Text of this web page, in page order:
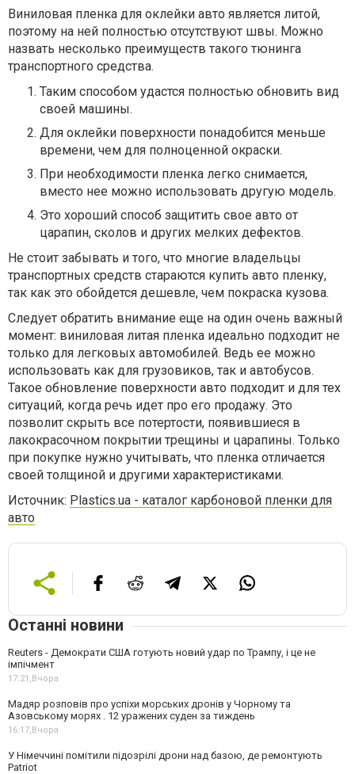
Виниловая пленка для оклейки авто является литой,
поэтому на ней полностью отсутствуют швы. Можно
назвать несколько преимуществ такого тюнинга
транспортного средства.
Таким способом удастся полностью обновить вид
своей машины.
Для оклейки поверхности понадобится меньше
времени, чем для полноценной окраски.
При необходимости пленка легко снимается,
вместо нее можно использовать другую модель.
Это хороший способ защитить свое авто от
царапин, сколов и других мелких дефектов.
Не стоит забывать и того, что многие владельцы
транспортных средств стараются купить авто пленку,
так как это обойдется дешевле, чем покраска кузова.
Следует обратить внимание еще на один очень важный
момент: виниловая литая пленка идеально подходит не
только для легковых автомобилей. Ведь ее можно
использовать как для грузовиков, так и автобусов.
Такое обновление поверхности авто подходит и для тех
ситуаций, когда речь идет про его продажу. Это
позволит скрыть все потертости, появившиеся в
лакокрасочном покрытии трещины и царапины. Только
при покупке нужно учитывать, что пленка отличается
своей толщиной и другими характеристиками.
Источник: Plastics.uа - каталог карбоновой пленки для
авто
Останні новини
Reuters - Демократи США готують новий удар по Трампу, і це не
імпічмент
17:21,Вчора
Мадяр розповів про успіхи морських дронів у Чорному та
Азовському морях . 12 уражених суден за тиждень
16:17,Вчора
У Німеччині помітили підозрілі дрони над базою, де ремонтують
Patriot